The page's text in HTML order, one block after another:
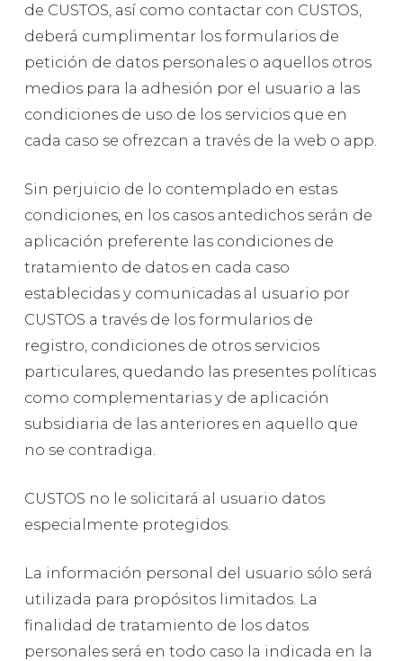
de CUSTOS, así como contactar con CUSTOS,
deberá cumplimentar los formularios de
petición de datos personales o aquellos otros
medios para la adhesión por el usuario a las
condiciones de uso de los servicios que en
cada caso se ofrezcan a través de la web o app.
Sin perjuicio de lo contemplado en estas
condiciones, en los casos antedichos serán de
aplicación preferente las condiciones de
tratamiento de datos en cada caso
establecidas y comunicadas al usuario por
CUSTOS a través de los formularios de
registro, condiciones de otros servicios
particulares, quedando las presentes políticas
como complementarias y de aplicación
subsidiaria de las anteriores en aquello que
no se contradiga.
CUSTOS no le solicitará al usuario datos
especialmente protegidos.
La información personal del usuario sólo será
utilizada para propósitos limitados. La
finalidad de tratamiento de los datos
personales será en todo caso la indicada en la